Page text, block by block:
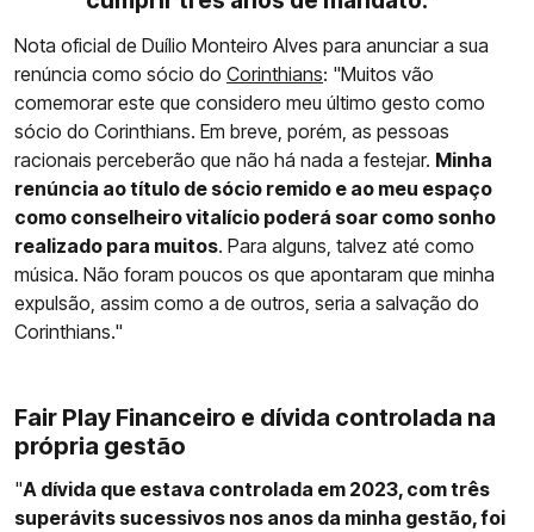
Nota oficial de Duílio Monteiro Alves para anunciar a sua
renúncia como sócio do Corinthians: "Muitos vão
comemorar este que considero meu último gesto como
sócio do Corinthians. Em breve, porém, as pessoas
racionais perceberão que não há nada a festejar. Minha
renúncia ao título de sócio remido e ao meu espaço
como conselheiro vitalício poderá soar como sonho
realizado para muitos. Para alguns, talvez até como
música. Não foram poucos os que apontaram que minha
expulsão, assim como a de outros, seria a salvação do
Corinthians."
Fair Play Financeiro e dívida controlada na
própria gestão
"A dívida que estava controlada em 2023, com três
superávits sucessivos nos anos da minha gestão, foi